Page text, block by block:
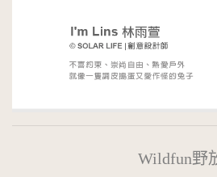
Wildfun野